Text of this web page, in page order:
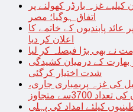
غزہ بارڈر کھولنے پر
اتفاق ہوگیا؛ مصر
ایران پر عائد پابندیوں کے خاتمے کا
اعلان کر دیا
نے بھی بڑا فیصلہ کر لیا
بھارت کے درمیان کشیدگی
شدت اختیار کرگئی
کی غزہ پربمباری جاری،
متجاوز
کیلئے امداد کی پہلی